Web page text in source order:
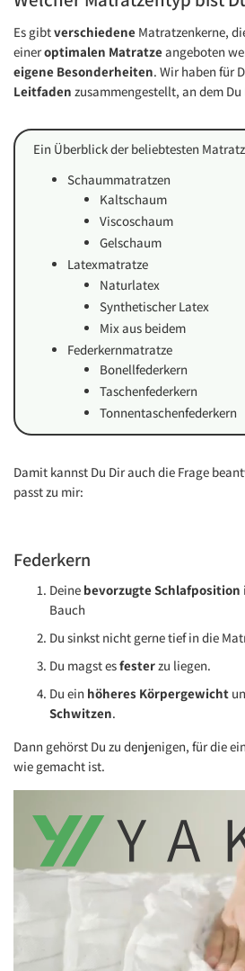
Es gibtverschiedene Matratzenkerne,
eineroptimalen Matratzeangeboten
eigene Besonderheiten. Wir haben für
Leitfaden zusammengestellt, an dem
Ein Überblick der beliebtesten
Schaummatratzen
Kaltschaum
Viscoschaum
Gelschaum
Latexmatratze
Naturlatex
Synthetischer Latex
Mix aus beidem
Federkernmatratze
Bonellfederkern
Taschenfederkern
Tonnentaschenfederkern
Damit kannst Du Dir auch die Frage
passt zu mir:
Federkern
Deine bevorzugte Schlafposition
Bauch
Du sinkst nicht gerne tief in die
Du magst esfesterzu liegen.
Du ein höheres Körpergewicht
Schwitzen.
Dann gehörst Du zu denjenigen, für die
wie gemacht ist.